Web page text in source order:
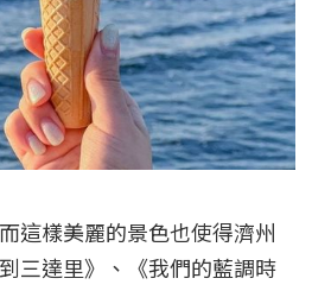
這樣美麗的景色也使得濟州
三達里》、《我們的藍調時